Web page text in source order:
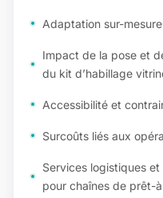
Adaptation sur-
Impact de la pose et
du kit d’habillage
Accessibilité et
Surcoûts liés aux
Services logistiques
pour chaînes de prêt-